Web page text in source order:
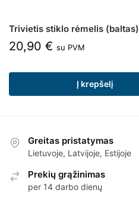
Trivietis stiklo rėmelis (baltas)
20,90 € su PVM
Į krepšelį
Greitas pristatymas
Lietuvoje, Latvijoje, Estijoje
Prekių grąžinimas
per 14 darbo dienų